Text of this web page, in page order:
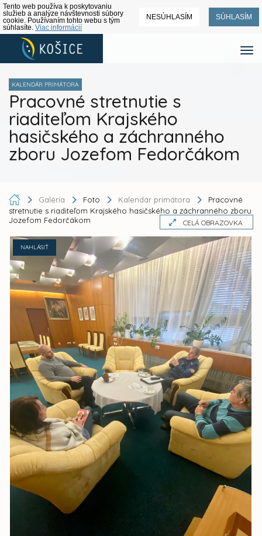
Tento web používa k poskytovaniu
služieb a analýze návštevnosti súbory
cookie. Používaním tohto webu s tým
súhlasíte. Viac informácií
NESÚHLASÍM SÚHLASÍM
KALENDÁR PRIMÁTORA
Pracovné stretnutie s
riaditeľom Krajského
hasičského a záchranného
zboru Jozefom Fedorčákom
Galéria Foto Kalendár primátora
Pracovné
stretnutie s riaditeľom Krajského hasičského a záchranného zboru
Jozefom Fedorčákom
CELÁ OBRAZOVKA
NAHLÁSIŤ